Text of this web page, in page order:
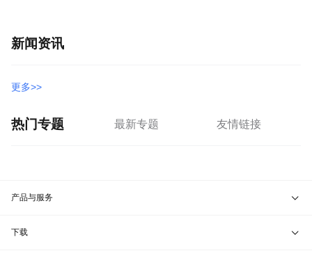
新闻资讯
更多>>
热门专题 最新专题 友情链接
产品与服务
下载